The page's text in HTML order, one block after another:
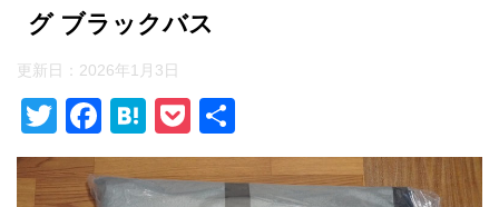
グ ブラックバス
更新日： 2026年1月3日
T
wi
tt
F
a
c
H
at
e
P
o
ck
有